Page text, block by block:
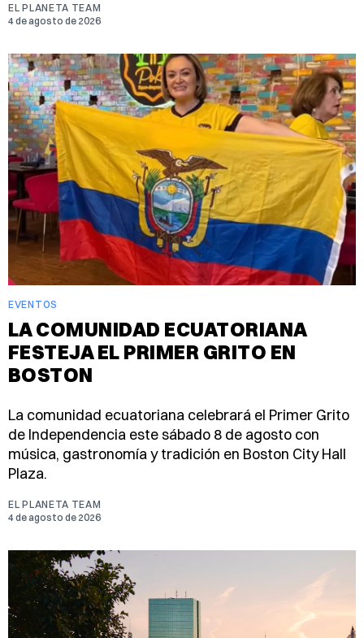
EL PLANETA TEAM
4 de agosto de 2026
EVENTOS
LA COMUNIDAD ECUATORIANA
FESTEJA EL PRIMER GRITO EN
BOSTON
La comunidad ecuatoriana celebrará el Primer Grito
de Independencia este sábado 8 de agosto con
música, gastronomía y tradición en Boston City Hall
Plaza.
EL PLANETA TEAM
4 de agosto de 2026